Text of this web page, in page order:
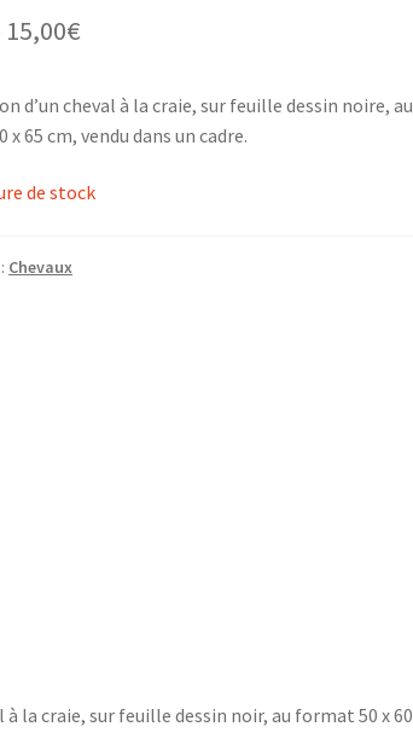
Le
initial
30,00€.
15,00€
actuel
15,00€.
d’un cheval à la craie, sur feuille dessin noire, au
65 cm, vendu dans un cadre.
de stock
Chevaux
à la craie, sur feuille dessin noir, au format 50 x 60